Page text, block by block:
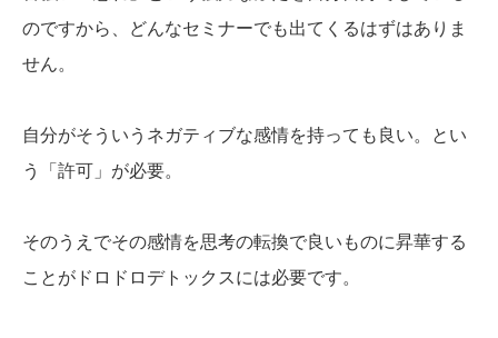
のですから、どんなセミナーでも出てくるはずはありま
せん。
自分がそういうネガティブな感情を持っても良い。とい
う「許可」が必要。
そのうえでその感情を思考の転換で良いものに昇華する
ことがドロドロデトックスには必要です。